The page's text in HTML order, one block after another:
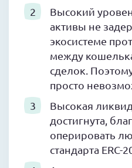
Высокий
активы не
экосистеме
между
сделок.
просто
Высокая
достигнута,
оперировать
стандарта ERC-